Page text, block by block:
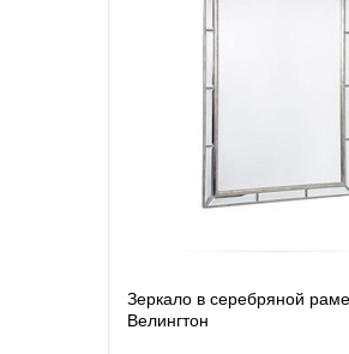
Зеркало в серебряной раме
Велингтон